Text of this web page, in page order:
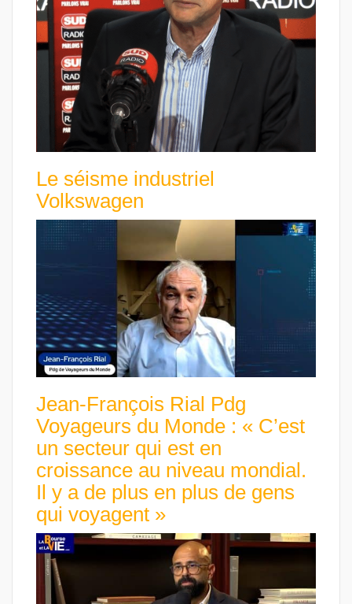
Le séisme industriel
Volkswagen
Jean-François Rial Pdg
Voyageurs du Monde : « C’est
un secteur qui est en
croissance au niveau mondial.
Il y a de plus en plus de gens
qui voyagent »